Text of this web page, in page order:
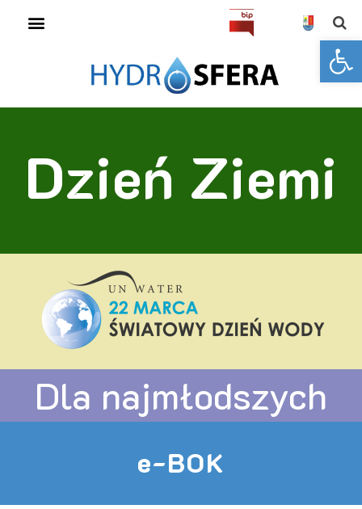
Open toolbar
Dzień Ziemi
Dla najmłodszych
e-BOK